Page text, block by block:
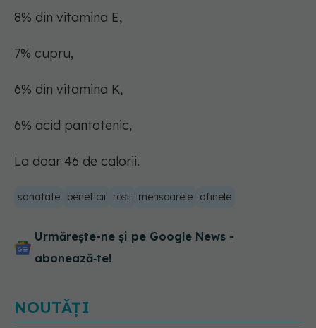
8% din vitamina E,
7% cupru,
6% din vitamina K,
6% acid pantotenic,
La doar 46 de calorii.
sanatate beneficii rosii merisoarele afinele
Urmărește-ne și pe Google News -
abonează‑te!
NOUTĂȚI